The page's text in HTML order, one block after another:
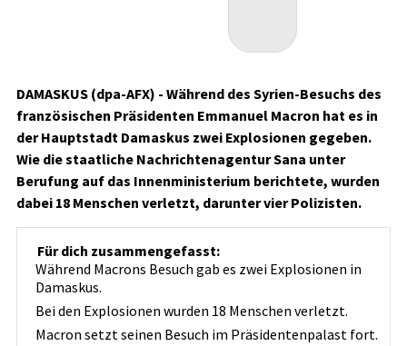
DAMASKUS (dpa-AFX) - Während des Syrien-Besuchs des
französischen Präsidenten Emmanuel Macron hat es in
der Hauptstadt Damaskus zwei Explosionen gegeben.
Wie die staatliche Nachrichtenagentur Sana unter
Berufung auf das Innenministerium berichtete, wurden
dabei 18 Menschen verletzt, darunter vier Polizisten.
Für dich zusammengefasst:
Während Macrons Besuch gab es zwei Explosionen in
Damaskus.
Bei den Explosionen wurden 18 Menschen verletzt.
Macron setzt seinen Besuch im Präsidentenpalast fort.